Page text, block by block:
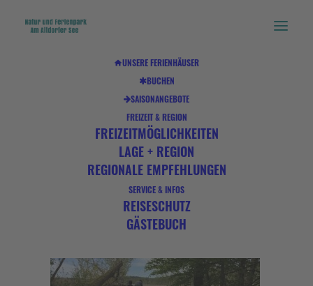
UNSERE FERIENHÄUSER
BUCHEN
SAISONANGEBOTE
FREIZEIT & REGION
FREIZEITMÖGLICHKEITEN
LAGE + REGION
REGIONALE EMPFEHLUNGEN
SERVICE & INFOS
REISESCHUTZ
GÄSTEBUCH
MJRT4876